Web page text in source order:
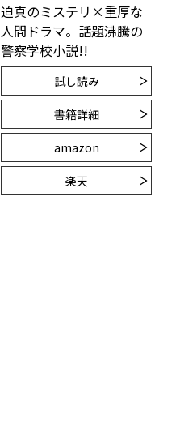
迫真のミステリ×重厚な
人間ドラマ。話題沸騰の
警察学校小説!!
試し読み
書籍詳細
amazon
楽天